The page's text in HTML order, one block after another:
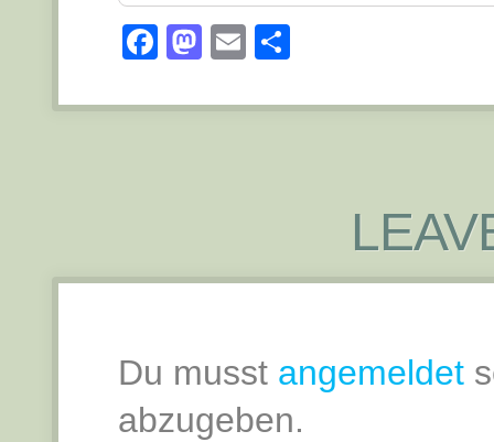
Facebook
Mastodon
Email
Du musst angemeldet
abzugeben.